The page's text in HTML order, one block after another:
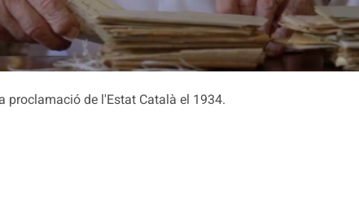
proclamació de l'Estat Català el 1934.